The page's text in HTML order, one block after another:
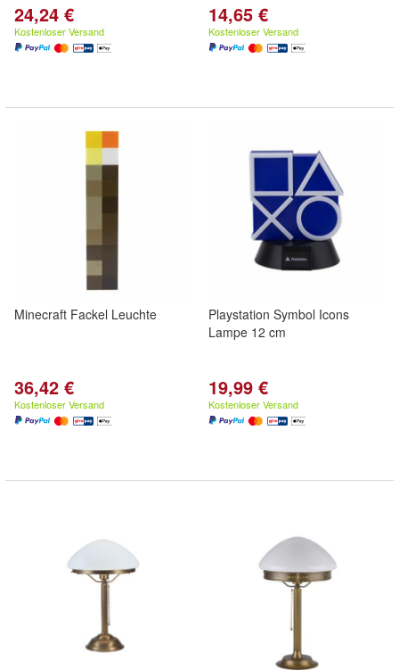
24,24 €
Kostenloser Versand
14,65 €
Kostenloser Versand
Minecraft Fackel Leuchte
36,42 €
Kostenloser Versand
Playstation Symbol Icons
Lampe 12 cm
19,99 €
Kostenloser Versand